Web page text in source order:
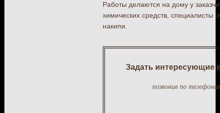
Работы делаются на дому у
химических средств, специалисты
накипи.
Задать интересующие
позвонив по